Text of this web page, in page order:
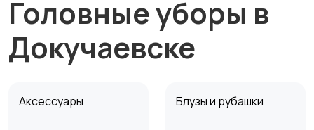
Головные уборы в
Докучаевске
Аксессуары Блузы и рубашки